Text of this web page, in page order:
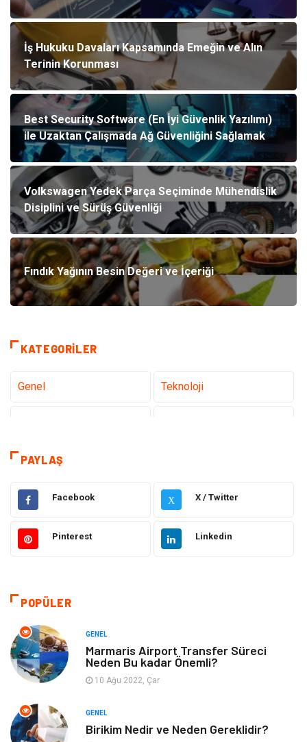
İş Hukuku Davaları Kapsamında Emeğin ve Alın
Terinin Korunması
Best Security Software (En İyi Güvenlik Yazılımı)
ile Uzaktan Çalışmada Ağ Güvenliğini Sağlamak
Volkswagen Yedek Parça Seçiminde Mühendislik
Disiplini ve Sürüş Güvenliği
Fındık Yağının Besin Değeri ve İçeriği
KATEGORILER
Genel Teknoloji
Eğitim
Makine Elektronik
Gıda Otomotiv
Emlak
Bilgisayar & Yazılım
Mobilya Seo Teknikleri
Tatil
PAYLAŞ
Facebook X X / Twitter
Pinterest Linkedin
POPÜLER
GENEL
Marmaris Airport Transfer Süreci
Neden Bu kadar Önemli?
10 Ağu 2022, Çar
GENEL
Birikim Nedir ve Neden Gereklidir?